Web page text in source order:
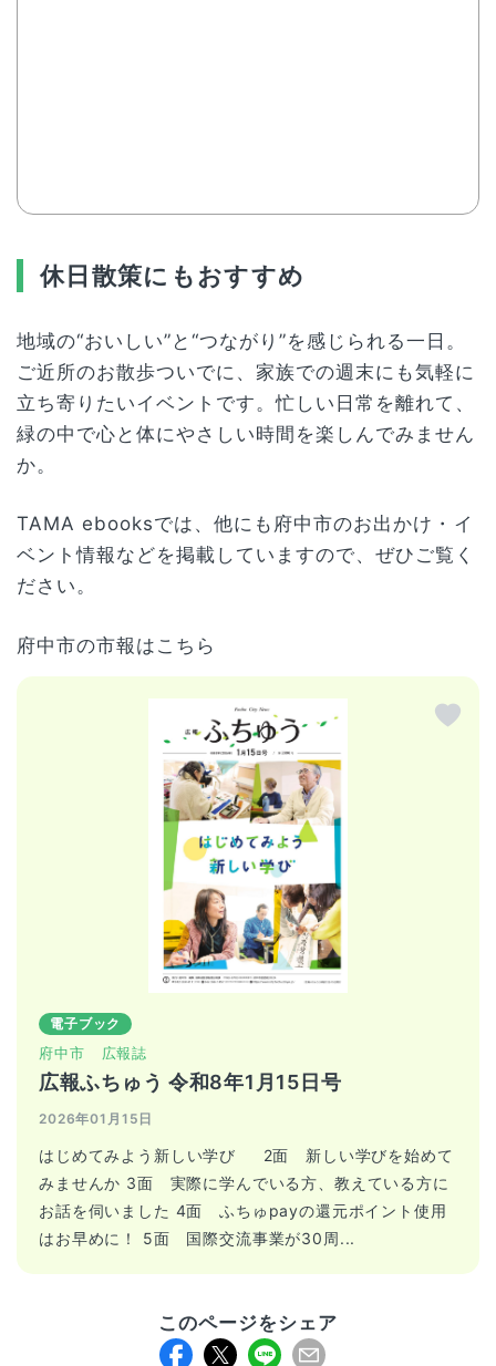
休日散策にもおすすめ
地域の“おいしい”と“つながり”を感じられる一日。
ご近所のお散歩ついでに、家族での週末にも気軽に
立ち寄りたいイベントです。忙しい日常を離れて、
緑の中で心と体にやさしい時間を楽しんでみません
か。
TAMA ebooksでは、他にも府中市のお出かけ・イ
ベント情報などを掲載していますので、ぜひご覧く
ださい。
府中市の市報はこちら
電子ブック
府中市 広報誌
広報ふちゅう 令和8年1月15日号
2026年01月15日
はじめてみよう新しい学び 2面 新しい学びを始めて
みませんか 3面 実際に学んでいる方、教えている方に
お話を伺いました 4面 ふちゅpayの還元ポイント使用
はお早めに！ 5面 国際交流事業が30周...
このページをシェア